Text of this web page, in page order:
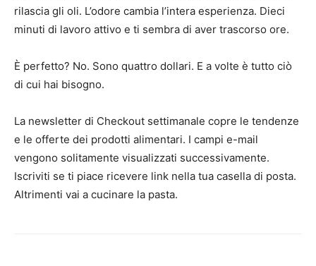
rilascia gli oli. L’odore cambia l’intera esperienza. Dieci
minuti di lavoro attivo e ti sembra di aver trascorso ore.
È perfetto? No. Sono quattro dollari. E a volte è tutto ciò
di cui hai bisogno.
La newsletter di Checkout settimanale copre le tendenze
e le offerte dei prodotti alimentari. I campi e-mail
vengono solitamente visualizzati successivamente.
Iscriviti se ti piace ricevere link nella tua casella di posta.
Altrimenti vai a cucinare la pasta.